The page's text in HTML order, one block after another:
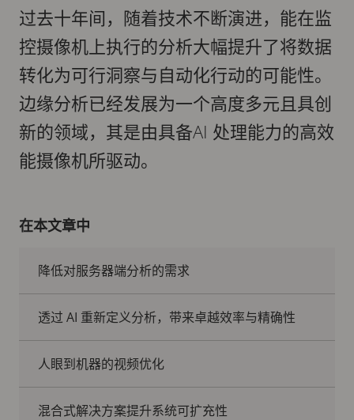
过去十年间，随着技术不断演进，能在监
控摄像机上执行的分析大幅提升了将数据
转化为可行洞察与自动化行动的可能性。
边缘分析已经发展为一个高度多元且具创
新的领域，其是由具备AI 处理能力的高效
能摄像机所驱动。
在本文章中
降低对服务器端分析的需求
透过 AI 重新定义分析，带来卓越效率与精确性
人眼到机器的视频优化
混合式解决方案提升系统可扩充性